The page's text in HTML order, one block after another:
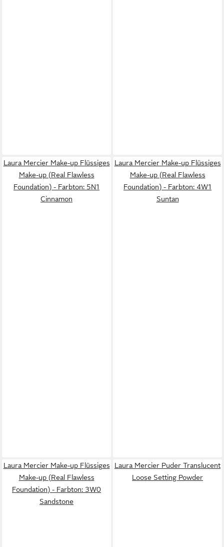
Laura Mercier Make-up Flüssiges
Make-up (Real Flawless
Foundation) - Farbton: 5N1
Cinnamon
Laura Mercier Make-up Flüssiges
Make-up (Real Flawless
Foundation) - Farbton: 4W1
Suntan
Laura Mercier Make-up Flüssiges
Make-up (Real Flawless
Foundation) - Farbton: 3W0
Sandstone
Laura Mercier Puder Translucent
Loose Setting Powder